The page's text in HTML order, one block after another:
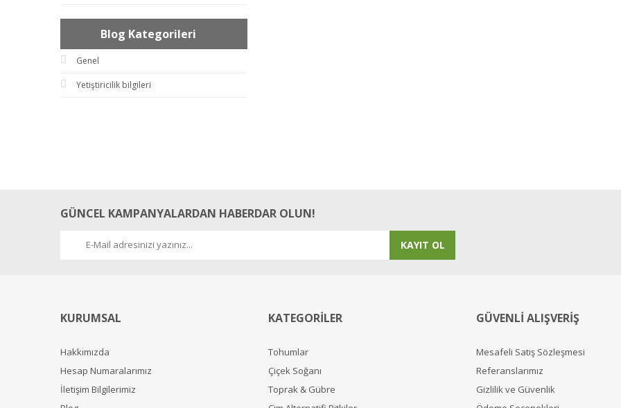
Blog Kategorileri
Genel
Yetiştiricilik bilgileri
GÜNCEL KAMPANYALARDAN HABERDAR OLUN!
KAYIT OL
KURUMSAL
Hakkımızda
Hesap Numaralarımız
İletişim Bilgilerimiz
KATEGORİLER
Tohumlar
Çiçek Soğanı
Toprak & Gübre
GÜVENLİ ALIŞVERİŞ
Mesafeli Satış Sözleşmesi
Referanslarımız
Gizlilik ve Güvenlik